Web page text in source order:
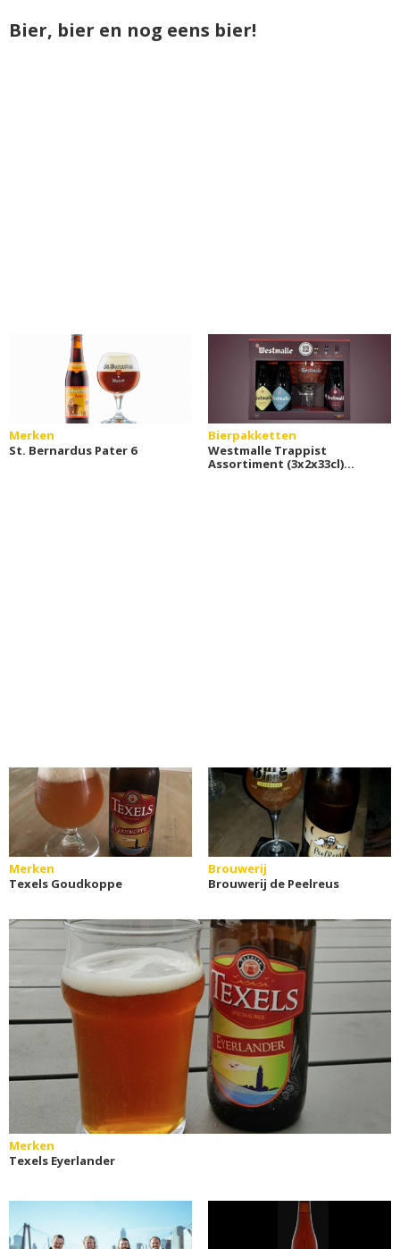
Bier, bier en nog eens bier!
Merken
St. Bernardus Pater 6
Bierpakketten
Westmalle Trappist
Assortiment (3x2x33cl)
Merken
Texels Goudkoppe
Brouwerij
Brouwerij de Peelreus
Merken
Texels Eyerlander